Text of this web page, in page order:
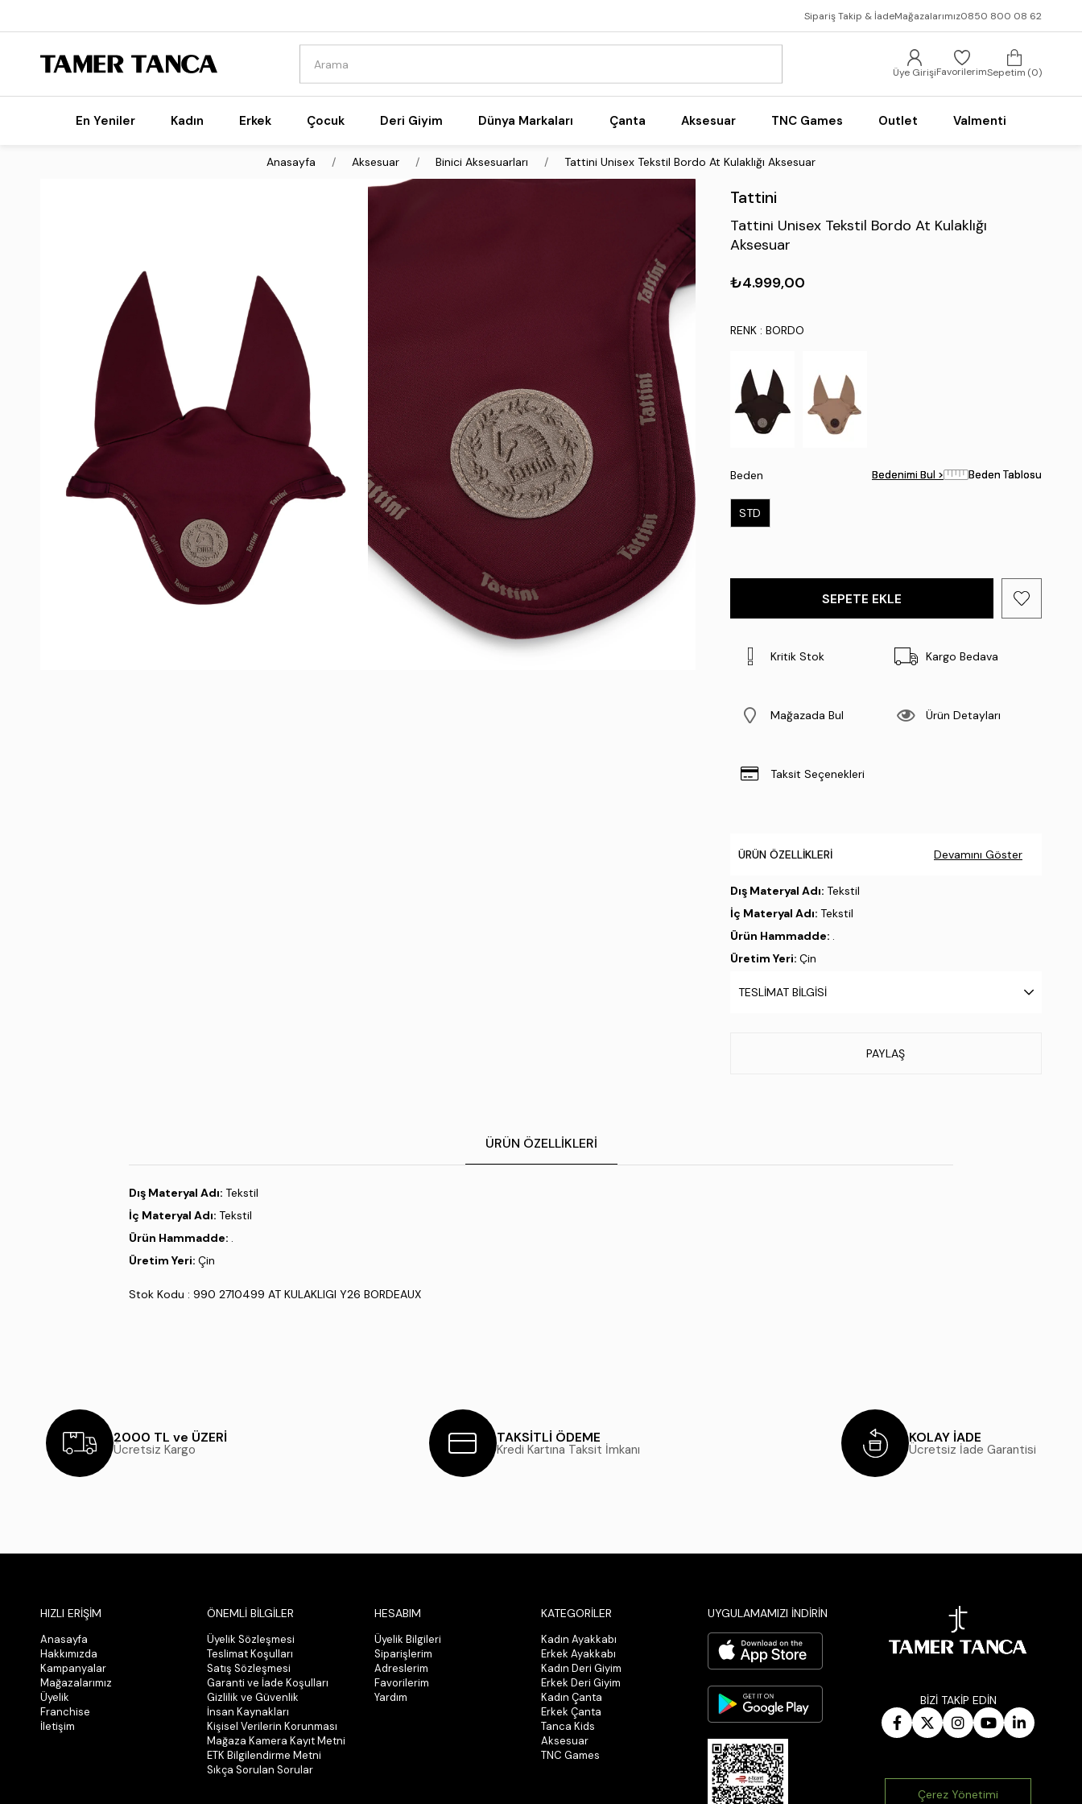
Sipariş Takip & İadeMağazalarımız0850 800 08 62
Üye GirişiFavorilerimSepetim 0
En Yeniler Kadın Erkek Çocuk Deri Giyim Dünya Markaları Çanta Aksesuar TNC Games Outlet Valmenti
Anasayfa Aksesuar Binici Aksesuarları Tattini Unisex Tekstil Bordo At Kulaklığı Aksesuar
Tattini
Tattini Unisex Tekstil Bordo At Kulaklığı
Aksesuar
₺4.999,00
RENK: BORDO
Beden
STD
Bedenimi Bul > Beden Tablosu
Bedenimi Bul > Beden Tablosu
Kritik Stok Kargo Bedava
Mağazada Bul Ürün Detayları
Taksit Seçenekleri
ÜRÜN ÖZELLIKLERI Devamını Göster
Dış Materyal Adı: Tekstil
İç Materyal Adı: Tekstil
Ürün Hammadde: .
Üretim Yeri: Çin
Stok Kodu : 990 2710499 AT KULAKLIGI Y26 BORDEAUX
TESLIMAT BILGISI
PAYLAŞ
ÜRÜN ÖZELLIKLERI
Dış Materyal Adı: Tekstil
İç Materyal Adı: Tekstil
Ürün Hammadde: .
Üretim Yeri: Çin
Stok Kodu : 990 2710499 AT KULAKLIGI Y26 BORDEAUX
2000 TL ve ÜZERİ
Ücretsiz Kargo
TAKSİTLİ ÖDEME
Kredi Kartına Taksit İmkanı
KOLAY İADE
Ücretsiz İade Garantisi
HIZLI ERİŞİM
Anasayfa
Hakkımızda
Kampanyalar
Mağazalarımız
Üyelik
Franchise
İletişim
ÖNEMLİ BİLGİLER
Üyelik Sözleşmesi
Teslimat Koşulları
Satış Sözleşmesi
Garanti ve İade Koşulları
Gizlilik ve Güvenlik
İnsan Kaynakları
Kişisel Verilerin Korunması
Mağaza Kamera Kayıt Metni
ETK Bilgilendirme Metni
Sıkça Sorulan Sorular
HESABIM
Üyelik Bilgileri
Siparişlerim
Adreslerim
Favorilerim
Yardım
KATEGORİLER
Kadın Ayakkabı
Erkek Ayakkabı
Kadın Deri Giyim
Erkek Deri Giyim
Kadın Çanta
Erkek Çanta
Tanca Kids
Aksesuar
TNC Games
UYGULAMAMIZI İNDİRİN
BİZİ TAKİP EDİN
Çerez Yönetimi